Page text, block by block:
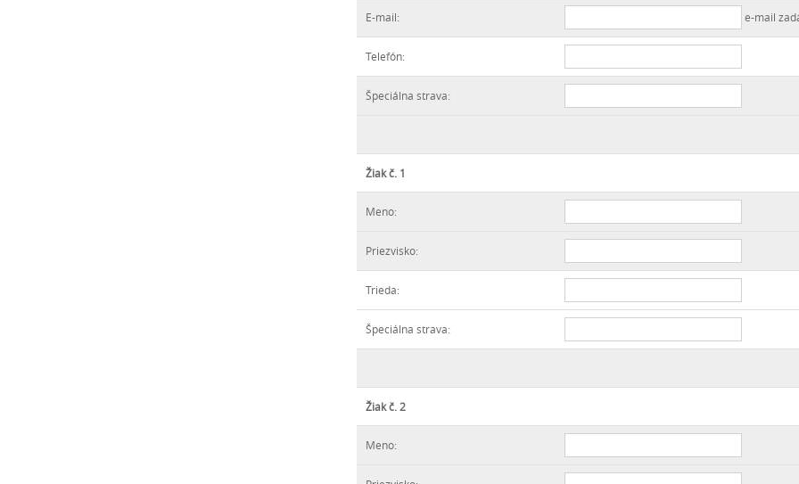
E-mail: e-mail
Telefón:
Špeciálna strava:
Žiak č. 1
Meno:
Priezvisko:
Trieda:
Špeciálna strava:
Žiak č. 2
Meno: